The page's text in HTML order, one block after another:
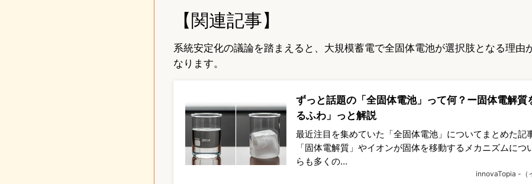
【関連記事】
系統安定化の議論を踏まえると、大規模蓄電で全固体電池が選択肢となる理由
なります。
ずっと話題の「全固体電池」って何？ー固体電解質
るふわ」っと解説
最近注目を集めていた「全固体電池」についてまとめた記
「固体電解質」やイオンが固体を移動するメカニズムにつ
らも多くの…
innovaTopia -（